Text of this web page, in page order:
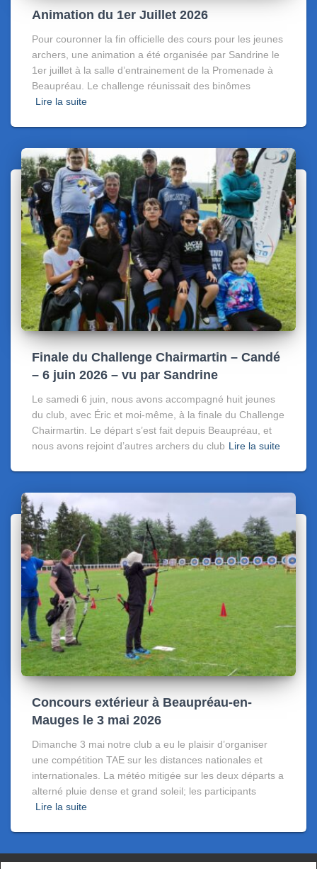
Animation du 1er Juillet 2026
Pour couronner la fin officielle des cours pour les jeunes
archers, une animation a été organisée par Sandrine le
1er juillet à la salle d’entrainement de la Promenade à
Beaupréau. Le challenge réunissait des binômes
Lire la suite
Finale du Challenge Chairmartin – Candé
– 6 juin 2026 – vu par Sandrine
Le samedi 6 juin, nous avons accompagné huit jeunes
du club, avec Éric et moi-même, à la finale du Challenge
Chairmartin. Le départ s’est fait depuis Beaupréau, et
nous avons rejoint d’autres archers du club Lire la suite
Concours extérieur à Beaupréau-en-
Mauges le 3 mai 2026
Dimanche 3 mai notre club a eu le plaisir d’organiser
une compétition TAE sur les distances nationales et
internationales. La météo mitigée sur les deux départs a
alterné pluie dense et grand soleil; les participants
Lire la suite